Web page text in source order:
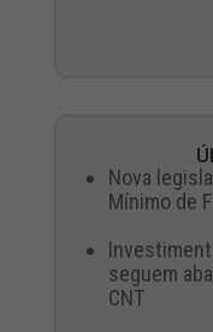
Nova
Mínimo de
seguem
CNT